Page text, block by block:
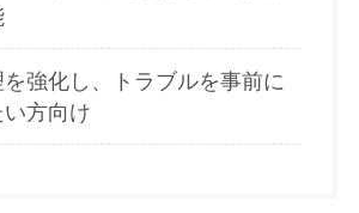
強化し、トラブルを事前に
方向け